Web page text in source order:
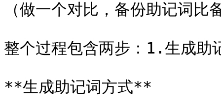
（做一个对比，备份助记词
整个过程包含两步：1.生成
**生成助记词方式**